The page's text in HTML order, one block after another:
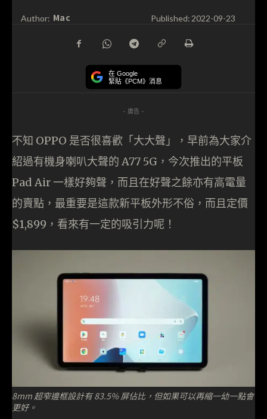
Author: Mac Published: 2022-09-23
在 Google
緊貼《PCM》消息
- 廣告 -
不知 OPPO 是否很喜歡「大大聲」，早前為大家介
紹過有機身喇叭大聲的 A77 5G，今次推出的平板
Pad Air 一樣好夠聲，而且在好聲之餘亦有高電量
的賣點，最重要是這款新平板外形不俗，而且定價
$1,899，看來有一定的吸引力呢！
8mm 超窄邊框設計有 83.5% 屏佔比，但如果可以再縮一幼一點會
更好。